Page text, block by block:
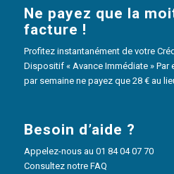
Ne payez que la
facture !
Profitez instantanément de votre
Dispositif « Avance Immédiate » Par
par semaine ne payez que 28 € au
Besoin d’aide ?
Appelez-nous au 01 84 04 07 70
Consultez notre FAQ